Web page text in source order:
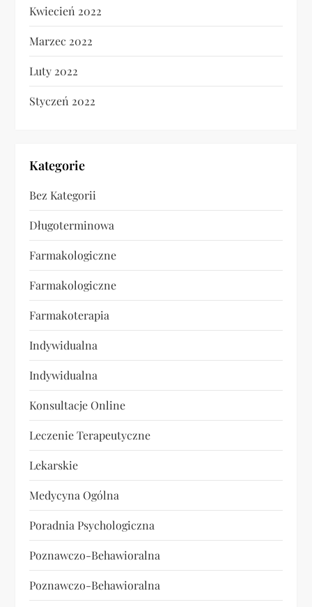
Kwiecień 2022
Marzec 2022
Luty 2022
Styczeń 2022
Kategorie
Bez Kategorii
Długoterminowa
Farmakologiczne
Farmakologiczne
Farmakoterapia
Indywidualna
Indywidualna
Konsultacje Online
Leczenie Terapeutyczne
Lekarskie
Medycyna Ogólna
Poradnia Psychologiczna
Poznawczo-Behawioralna
Poznawczo-Behawioralna